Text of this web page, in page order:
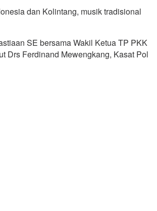
dan Kolintang, musik tradisional
SE bersama Wakil Ketua TP PKK
Drs Ferdinand Mewengkang, Kasat Pol